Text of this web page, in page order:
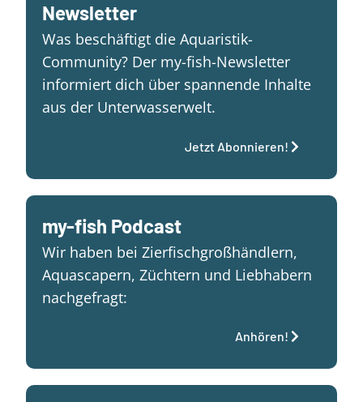
Newsletter
Was beschäftigt die Aquaristik-
Community? Der my-fish-Newsletter
informiert dich über spannende Inhalte
aus der Unterwasserwelt.
Jetzt Abonnieren!
my-fish Podcast
Wir haben bei Zierfischgroßhändlern,
Aquascapern, Züchtern und Liebhabern
nachgefragt:
Anhören!